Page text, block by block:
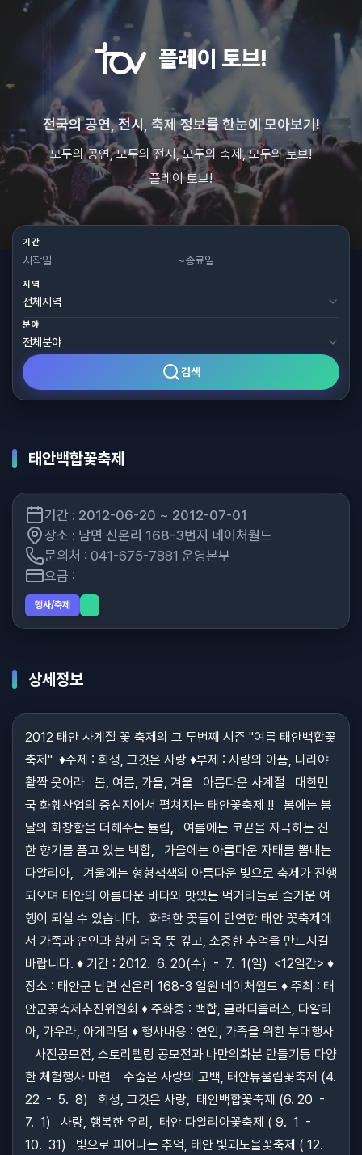
플레이 토브!
전국의 공연, 전시, 축제 정보를 한눈에 모아보기!
모두의 공연, 모두의 전시, 모두의 축제, 모두의 토브!
플레이 토브!
기간
~
지역
분야
검색
태안백합꽃축제
기간 : 2012-06-20 ~ 2012-07-01
장소 : 남면 신온리 168-3번지 네이처월드
문의처 : 041-675-7881 운영본부
요금 :
행사/축제
상세정보
2012 태안 사계절 꽃 축제의 그 두번째 시즌 "여름 태안백합꽃
축제" ♦주제 : 희생, 그것은 사랑 ♦부제 : 사랑의 아픔, 나리야
활짝 웃어라 봄, 여름, 가을, 겨울 아름다운 사계절 대한민
국 화훼산업의 중심지에서 펼쳐지는 태안꽃축제 !! 봄에는 봄
날의 화창함을 더해주는 튤립, 여름에는 코끝을 자극하는 진
한 향기를 품고 있는 백합, 가을에는 아름다운 자태를 뽐내는
다알리아, 겨울에는 형형색색의 아름다운 빛으로 축제가 진행
되오며 태안의 아름다운 바다와 맛있는 먹거리들로 즐거운 여
행이 되실 수 있습니다. 화려한 꽃들이 만연한 태안 꽃축제에
서 가족과 연인과 함께 더욱 뜻 깊고, 소중한 추억을 만드시길
바랍니다. ♦ 기간 : 2012. 6. 20(수) - 7. 1(일) <12일간> ♦
장소 : 태안군 남면 신온리 168-3 일원 네이처월드 ♦ 주최 : 태
안군꽃축제추진위원회 ♦ 주화종 : 백합, 글라디올러스, 다알리
아, 가우라, 아게라덤 ♦ 행사내용 : 연인, 가족을 위한 부대행사
사진공모전, 스토리텔링 공모전과 나만의화분 만들기등 다양
한 체험행사 마련 수줍은 사랑의 고백, 태안튜울립꽃축제 (4.
22 - 5. 8) 희생, 그것은 사랑, 태안백합꽃축제 (6. 20 -
7. 1) 사랑, 행복한 우리, 태안 다알리아꽃축제 ( 9. 1 -
10. 31) 빛으로 피어나는 추억, 태안 빛과노을꽃축제 ( 12.